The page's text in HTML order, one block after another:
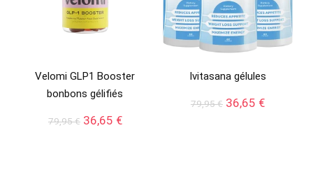
Velomi GLP1 Booster
bonbons gélifiés
79,95€ Le
36,65 €Le
Ivitasana gélules
79,95€ Le
36,65 €Le